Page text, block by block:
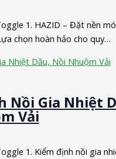
1. HAZID – Đặt nền
chọn hoàn hảo cho quy…
Nồi Gia Nhiệt
Vải
1. Kiểm định nồi gia